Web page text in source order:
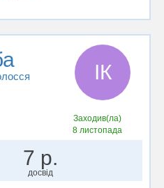
ІК
Заходив(ла)
8 листопада
7 р.
досвід